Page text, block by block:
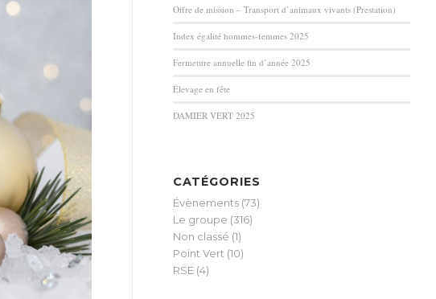
Offre de mission – Transport d’animaux vivants (Prestation)
Index égalité hommes-femmes 2025
Fermeture annuelle fin d’année 2025
Élevage en fête
DAMIER VERT 2025
CATÉGORIES
Évènements (73)
Le groupe (316)
Non classé (1)
Point Vert (10)
RSE (4)